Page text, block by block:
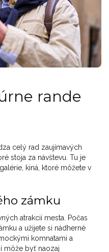
rande
celý rad zaujímavých
stoja za návštevu. Tu je
kiná, ktoré môžete v
zámku
atrakcií mesta. Počas
a užijete si nádherné
komnatami a
môže byť naozaj